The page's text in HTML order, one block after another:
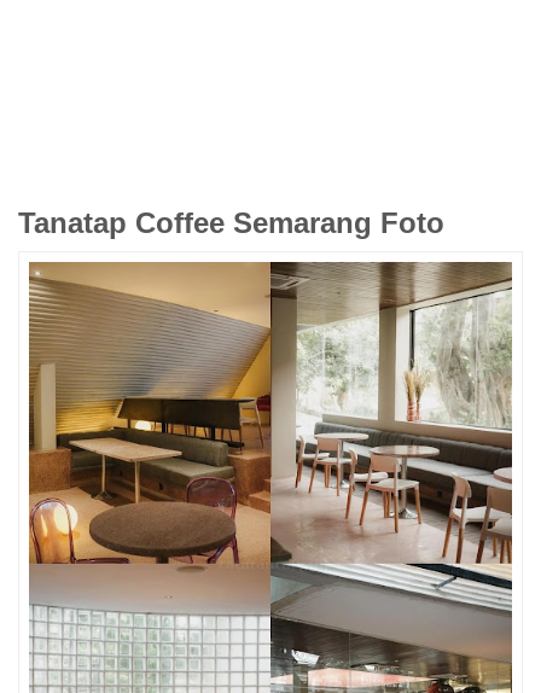
Tanatap Coffee Semarang Foto